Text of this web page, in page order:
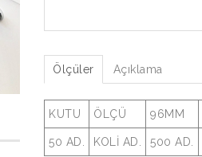
Ölçüler Açıklama
KUTU ÖLÇÜ 96MM
50 AD. KOLİ AD. 500 AD.